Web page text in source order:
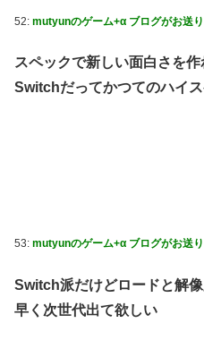
52: mutyunのゲーム+α ブログがお送り
スペックで新しい面白さを
Switchだってかつてのハイ
53: mutyunのゲーム+α ブログがお送り
Switch派だけどロードと解
早く次世代出て欲しい